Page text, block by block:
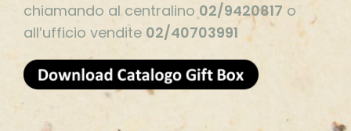
chiamando al centralino 02/9420817 o
all’ufficio vendite 02/40703991